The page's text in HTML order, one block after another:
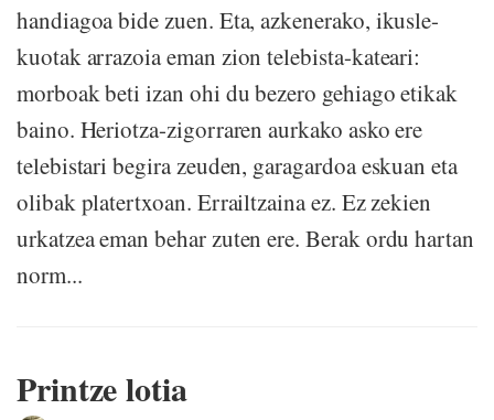
handiagoa bide zuen. Eta, azkenerako, ikusle-
kuotak arrazoia eman zion telebista-kateari:
morboak beti izan ohi du bezero gehiago etikak
baino. Heriotza-zigorraren aurkako asko ere
telebistari begira zeuden, garagardoa eskuan eta
olibak platertxoan. Errailtzaina ez. Ez zekien
urkatzea eman behar zuten ere. Berak ordu hartan
norm...
Printze lotia